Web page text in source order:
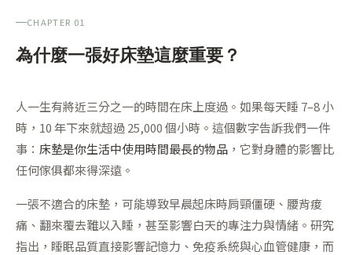
CHAPTER 01
為什麼一張好床墊這麼重要？
人一生有將近三分之一的時間在床上度過。如果每天睡 7–8 小
時，10 年下來就超過 25,000 個小時。這個數字告訴我們一件
事： 床墊是你生活中使用時間最長的物品 ，它對身體的影響比
任何傢俱都來得深遠。
一張不適合的床墊，可能導致早晨起床時肩頸僵硬、腰背痠
痛、翻來覆去難以入睡，甚至影響白天的專注力與情緒。研究
指出，睡眠品質直接影響記憶力、免疫系統與心血管健康，而